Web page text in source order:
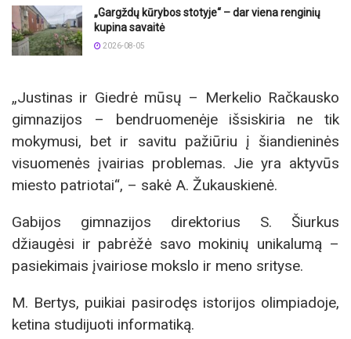
„Gargždų kūrybos stotyje“ – dar viena renginių
kupina savaitė
2026-08-05
„Justinas ir Giedrė mūsų – Merkelio Račkausko
gimnazijos – bendruomenėje išsiskiria ne tik
mokymusi, bet ir savitu pažiūriu į šiandieninės
visuomenės įvairias problemas. Jie yra aktyvūs
miesto patriotai“, – sakė A. Žukauskienė.
Gabijos gimnazijos direktorius S. Šiurkus
džiaugėsi ir pabrėžė savo mokinių unikalumą –
pasiekimais įvairiose mokslo ir meno srityse.
M. Bertys, puikiai pasirodęs istorijos olimpiadoje,
ketina studijuoti informatiką.